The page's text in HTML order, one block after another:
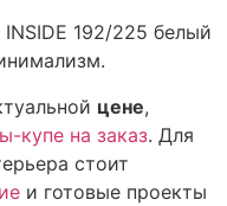
192/225 белый
цене,
купе на заказ. Для
стоит
и готовые проекты